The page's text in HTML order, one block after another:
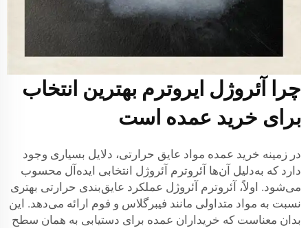
چرا آئروژل ایروترم بهترین انتخاب
برای خرید عمده است
در زمینه خرید عمده مواد عایق حرارتی، دلایل بسیاری وجود
دارد که به‌دلیل آن‌ها آئروترم آئروژل انتخابی ایده‌آل محسوب
می‌شود. اولاً، آئروترم آئروژل عملکرد عایق‌بندی حرارتی بهتری
نسبت به مواد متداولی مانند فیبرگلاس و فوم ارائه می‌دهد. این
بدان معناست که خریداران عمده برای دستیابی به همان سطح